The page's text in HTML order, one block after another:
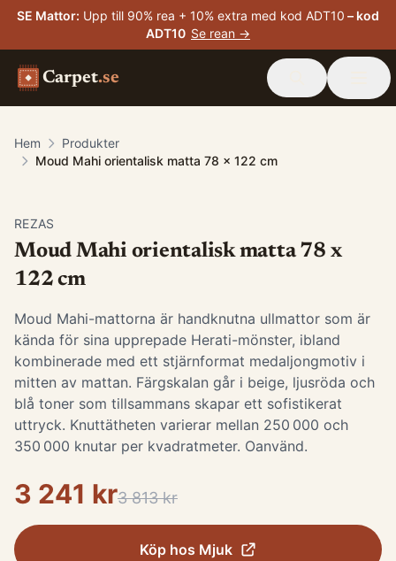
SE Mattor: Upp till 90% rea + 10% extra med kod ADT10 – kod
ADT10 Se rean →
Carpet.se
Hem
Produkter
Moud Mahi orientalisk matta 78 x 122 cm
REZAS
Moud Mahi orientalisk matta 78 x
122 cm
Moud Mahi-mattorna är handknutna ullmattor som är
kända för sina upprepade Herati-mönster, ibland
kombinerade med ett stjärnformat medaljongmotiv i
mitten av mattan. Färgskalan går i beige, ljusröda och
blå toner som tillsammans skapar ett sofistikerat
uttryck. Knuttätheten varierar mellan 250 000 och
350 000 knutar per kvadratmeter. Oanvänd.
3 241 kr3 813 kr
Köp hos Mjuk